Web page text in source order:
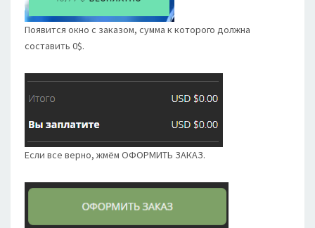
Появится окно с заказом, сумма к которого должна
составить 0$.
Если все верно, жмём ОФОРМИТЬ ЗАКАЗ.